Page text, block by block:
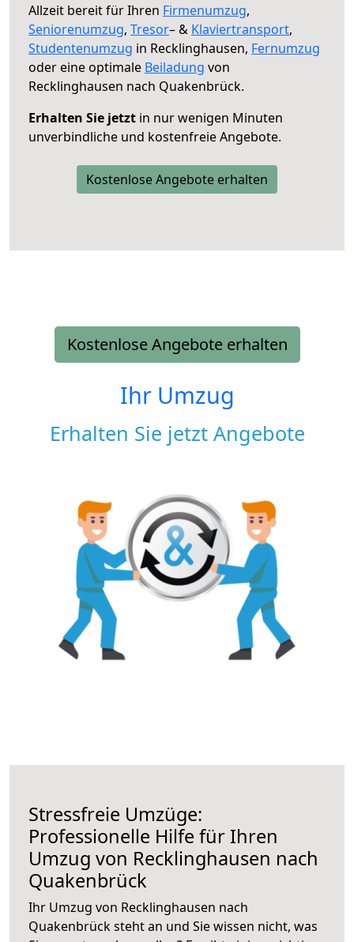
Allzeit bereit für Ihren Firmenumzug,
Seniorenumzug, Tresor– & Klaviertransport,
Studentenumzug in Recklinghausen, Fernumzug
oder eine optimale Beiladung von
Recklinghausen nach Quakenbrück.
Erhalten Sie jetzt in nur wenigen Minuten
unverbindliche und kostenfreie Angebote.
Kostenlose Angebote erhalten
Kostenlose Angebote erhalten
Ihr Umzug
Erhalten Sie jetzt Angebote
Stressfreie Umzüge:
Professionelle Hilfe für Ihren
Umzug von Recklinghausen nach
Quakenbrück
Ihr Umzug von Recklinghausen nach
Quakenbrück steht an und Sie wissen nicht, was